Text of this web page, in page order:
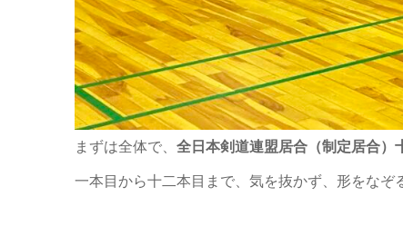
まずは全体で、 全日本剣道連盟居合（制定居合）
一本目から十二本目まで、気を抜かず、形をなぞ